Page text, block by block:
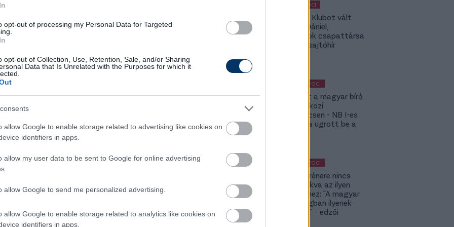
opt-out of processing my Personal Data for Targeted
opt-out of Collection, Use, Retention, Sale, and/or Sharing
Data that Is Unrelated with the Purposes for which it
allow Google to enable storage related to advertising like cookies on
identifiers in apps.
allow my user data to be sent to Google for online advertising
allow Google to send me personalized advertising.
allow Google to enable storage related to analytics like cookies on
identifiers in apps.
Lékai Máté volt kilenc góllal, a túloldalon
hat alkalommal talált be. A két csapat 12.
siker és egy döntetlen mellett
kihagytuk a helyzeteinket, és ez
a vezetést. A második félidőben végig
szinte minden támadását góllal
tovább nőtt a különbség. Szerettünk volna
borzalmasan csalódott vagyok. A
a mai eredmény, azt mondom, hogy
lehet még fokozni, még nagyobb csalódás.
akkor Kölnben is ugyanúgy kell játszanunk.
precízen, ugyanolyan elánnal. Ez tegnap és
MAGYAR FOCI
Légiósok: Klubot vált
Gazdag Dániel,
világbajnok csapattársa
is lehet - sajtóhír
KÜLFÖLDI FOCI
Megsérült a magyar bíró
a nemzetközi
kupameccsen - NB I-es
honfitársa ugrott be a
KÜLFÖLDI FOCI
A DVSC trénere nincs
hozzászokva az ilyen
meccsekhez: "A magyar
bajnokságban ilyenek
nincsenek" - edzői